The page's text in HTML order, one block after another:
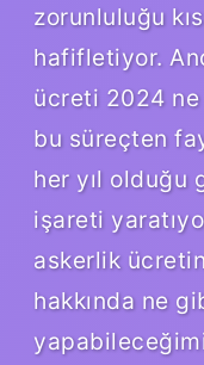
zorunluluğu
hafifletiyor.
ücreti 2024 ne
bu süreçten
her yıl olduğu
işareti
askerlik
hakkında ne